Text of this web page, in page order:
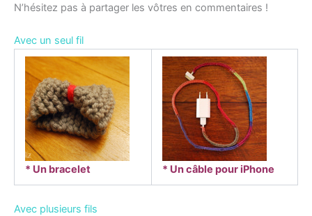
N’hésitez pas à partager les vôtres en commentaires !
Avec un seul fil
* Un bracelet * Un câble pour iPhone
Avec plusieurs fils